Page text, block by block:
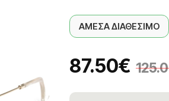
ΑΜΕΣΑ ΔΙΑΘΕΣΙΜΟ
87.50€